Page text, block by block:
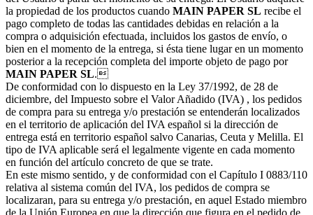
la propiedad de los productos cuando MAIN PAPER SL recibe el
pago completo de todas las cantidades debidas en relación a la
compra o adquisición efectuada, incluidos los gastos de envío, o
bien en el momento de la entrega, si ésta tiene lugar en un momento
posterior a la recepción completa del importe objeto de pago por
MAIN PAPER SL.
De conformidad con lo dispuesto en la Ley 37/1992, de 28 de
diciembre, del Impuesto sobre el Valor Añadido (IVA) , los pedidos
de compra para su entrega y/o prestación se entenderán localizados
en el territorio de aplicación del IVA español si la dirección de
entrega está en territorio español salvo Canarias, Ceuta y Melilla. El
tipo de IVA aplicable será el legalmente vigente en cada momento
en función del artículo concreto de que se trate.
En este mismo sentido, y de conformidad con el Capítulo I 0883/110
relativa al sistema común del IVA, los pedidos de compra se
localizaran, para su entrega y/o prestación, en aquel Estado miembro
de la Unión Europea en que la dirección que figura en el pedido de